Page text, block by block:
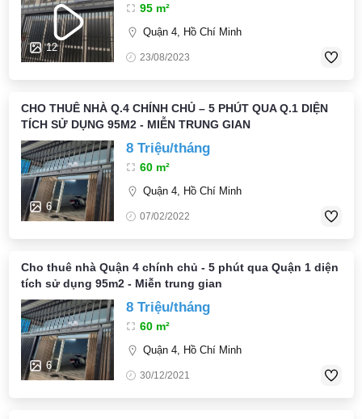
12
95 m²
Quận 4, Hồ Chí Minh
23/08/2023
CHO THUÊ NHÀ Q.4 CHÍNH CHỦ – 5 PHÚT QUA Q.1 DIỆN
TÍCH SỬ DỤNG 95M2 - MIỄN TRUNG GIAN
6
8 Triệu/tháng
60 m²
Quận 4, Hồ Chí Minh
07/02/2022
Cho thuê nhà Quận 4 chính chủ - 5 phút qua Quận 1 diện
tích sử dụng 95m2 - Miễn trung gian
6
8 Triệu/tháng
60 m²
Quận 4, Hồ Chí Minh
30/12/2021